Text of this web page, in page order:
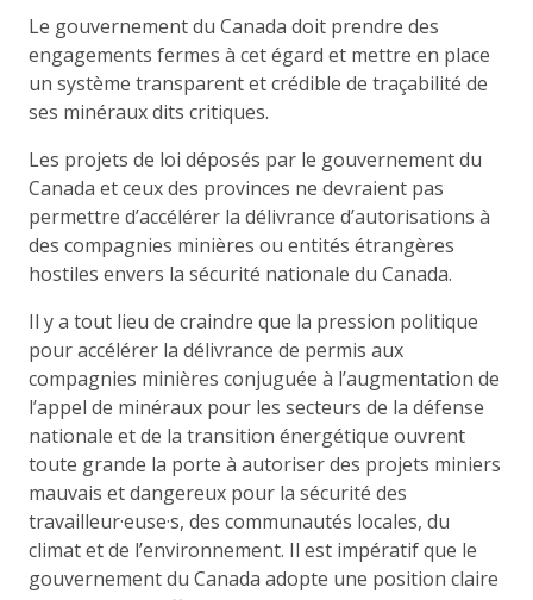
Le gouvernement du Canada doit prendre des
engagements fermes à cet égard et mettre en place
un système transparent et crédible de traçabilité de
ses minéraux dits critiques.
Les projets de loi déposés par le gouvernement du
Canada et ceux des provinces ne devraient pas
permettre d’accélérer la délivrance d’autorisations à
des compagnies minières ou entités étrangères
hostiles envers la sécurité nationale du Canada.
Il y a tout lieu de craindre que la pression politique
pour accélérer la délivrance de permis aux
compagnies minières conjuguée à l’augmentation de
l’appel de minéraux pour les secteurs de la défense
nationale et de la transition énergétique ouvrent
toute grande la porte à autoriser des projets miniers
mauvais et dangereux pour la sécurité des
travailleur·euse·s, des communautés locales, du
climat et de l’environnement. Il est impératif que le
gouvernement du Canada adopte une position claire